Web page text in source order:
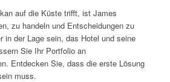
auf die Küste trifft, ist James
zu handeln und Entscheidungen zu
in der Lage sein, das Hotel und seine
Sie Ihr Portfolio an
Entdecken Sie, dass die erste Lösung
muss.